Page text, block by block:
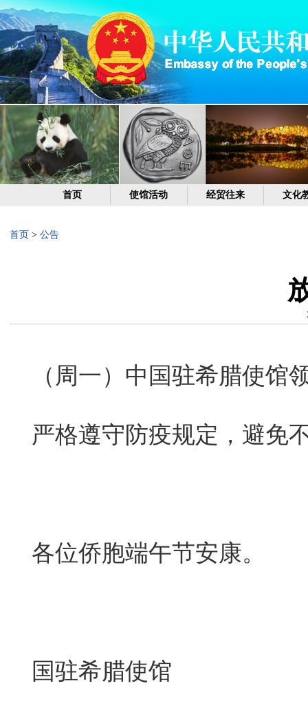
首页 使馆活动 经贸往来 文化
首页 > 公告
（周一）中国驻希腊使馆
严格遵守防疫规定，避免
各位侨胞端午节安康。
国驻希腊使馆